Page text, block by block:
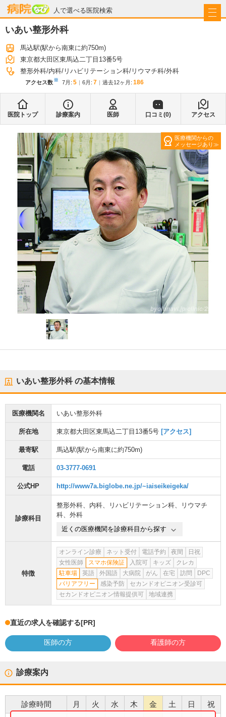
人で選べる医院検索
病院なび
いあい整形外科
馬込駅(駅から南東に約750m)
東京都大田区東馬込二丁目13番5号
整形外科 内科 リハビリテーション科 リウマチ科 外科
アクセス数※ 7月 : 5 6月 : 7 過去12ヶ月: 186
医院トップ 診療案内 医師 口コミ(0) アクセス
医療機関からの
メッセージあり
いあい整形外科の基本情報
医療機関名 いあい整形外科
所在地 東京都大田区東馬込二丁目13番5号 [アクセス]
最寄駅 馬込駅(駅から南東に約750m)
電話 03-3777-0691
公式HP http://www7a.biglobe.ne.jp/~iaiseikeigeka/
診療科目
整形外科、 内科、 リハビリテーション科、
リウマチ
科、 外科
近くの医療機関を診療科目から探す
特徴
オンライン診療 ネット受付 電話予約 夜間
日祝
女性医師
スマホ保険証 入院可 キッズ
クレカ
駐車場
英語 外国語 大病院 がん 在宅 訪問
DPC
バリアフリー
感染予防
セカンドオピニオン受診可
セカンドオピニオン情報提供可
地域連携
直近の求人を確認する[PR]
医師の方 看護師の方
診療案内
診療時間 月 火 水 木 金 土 日 祝